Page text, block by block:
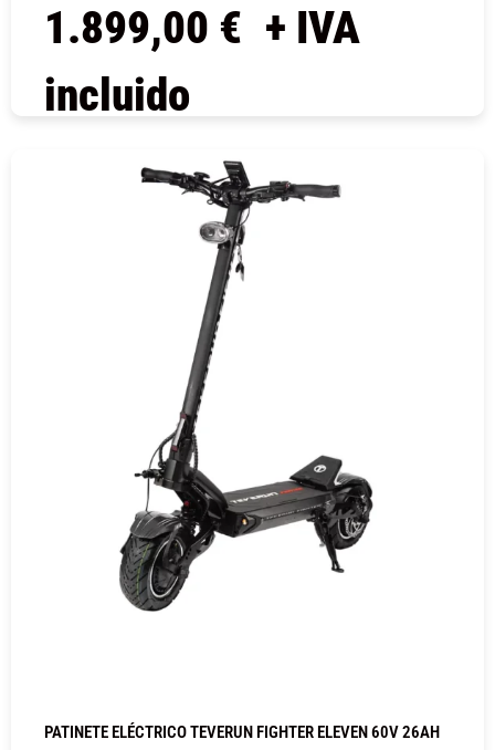
1.899,00 € + IVA
incluido
PATINETE ELÉCTRICO TEVERUN FIGHTER ELEVEN 60V 26AH